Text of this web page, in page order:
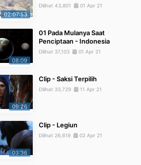
02:07:53
Dilihat 43,801 01 Apr 21
08:09
01 Pada Mulanya Saat
Penciptaan - Indonesia
Dilihat 37,103 01 Apr 21
09:26
Clip - Saksi Terpilih
Dilihat 33,729 11 Apr 21
03:36
Clip - Legiun
Dilihat 26,619 02 Apr 21